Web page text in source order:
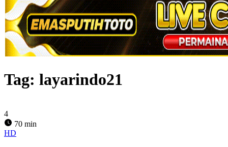
Tag: layarindo21
4
70 min
HD